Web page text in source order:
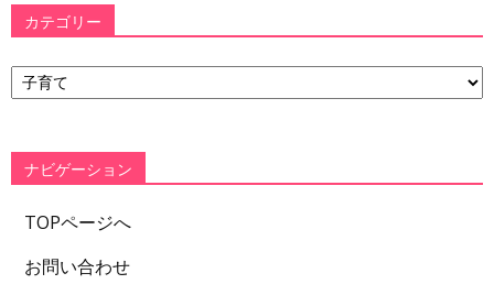
カテゴリー
カ
テ
ー
ナビゲーション
TOPページへ
お問い合わせ